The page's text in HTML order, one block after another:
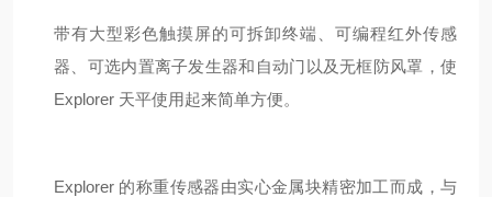
带有大型彩色触摸屏的可拆卸终端、可编程红外传感
器、可选内置离子发生器和自动门以及无框防风罩，使
Explorer 天平使用起来简单方便。
Explorer 的称重传感器由实心金属块精密加工而成，与